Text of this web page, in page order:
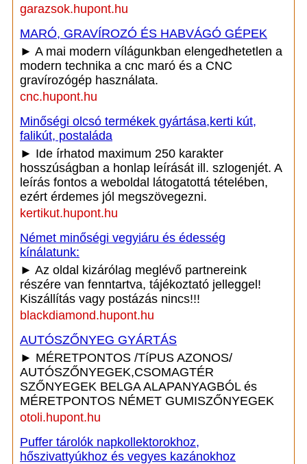
garazsok.hupont.hu
MARÓ, GRAVÍROZÓ ÉS HABVÁGÓ GÉPEK
► A mai modern vílágunkban elengedhetetlen a
modern technika a cnc maró és a CNC
gravírozógép használata.
cnc.hupont.hu
Minőségi olcsó termékek gyártása,kerti kút,
falikút, postaláda
► Ide írhatod maximum 250 karakter
hosszúságban a honlap leírását ill. szlogenjét. A
leírás fontos a weboldal látogatottá tételében,
ezért érdemes jól megszövegezni.
kertikut.hupont.hu
Német minőségi vegyiáru és édesség
kínálatunk:
► Az oldal kizárólag meglévő partnereink
részére van fenntartva, tájékoztató jelleggel!
Kiszállítás vagy postázás nincs!!!
blackdiamond.hupont.hu
AUTÓSZŐNYEG GYÁRTÁS
► MÉRETPONTOS /TíPUS AZONOS/
AUTÓSZŐNYEGEK,CSOMAGTÉR
SZŐNYEGEK BELGA ALAPANYAGBÓL és
MÉRETPONTOS NÉMET GUMISZŐNYEGEK
otoli.hupont.hu
Puffer tárolók napkollektorokhoz,
hőszivattyúkhoz és vegyes kazánokhoz